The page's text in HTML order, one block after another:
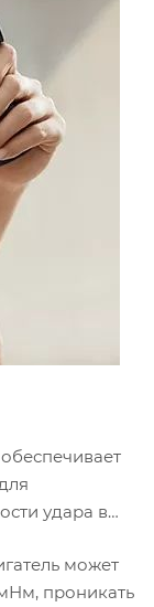
удара в
может
проникать